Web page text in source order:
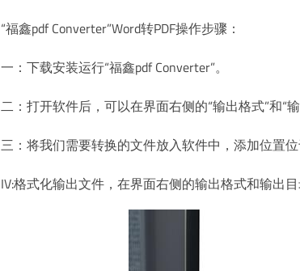
“福鑫pdf Converter”Word转PDF操作步骤：
一：下载安装运行“福鑫pdf Converter”。
二：打开软件后，可以在界面右侧的“输出格式”和“
三：将我们需要转换的文件放入软件中，添加位置位
IV:格式化输出文件，在界面右侧的输出格式和输出目